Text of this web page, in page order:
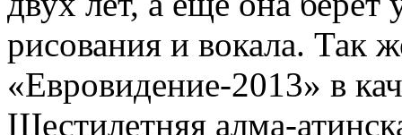
рисования и вокала. Так
«Евровидение-2013» в
Шестилетняя алма-